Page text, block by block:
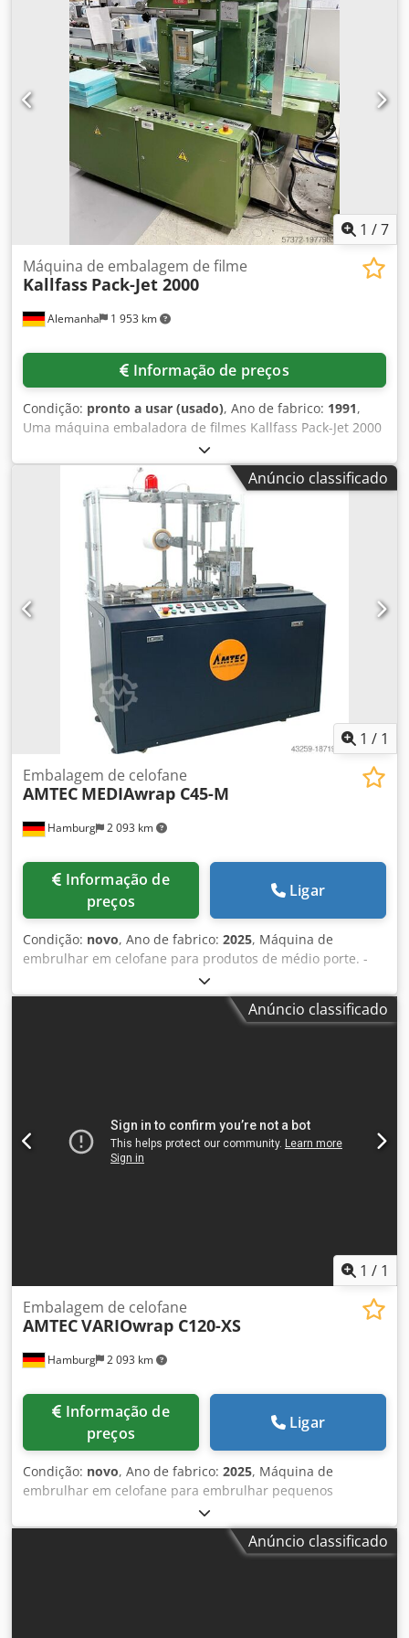
disponível. Uma visita no local é possível. Dodpoxf Iihofx
Abqowa
1 /7
Alemanha 1 953 km
Máquina de embalagem de filme
Kallfass Pack-Jet 2000
Informação de preços
Condição: pronto a usar (usado), Ano de fabrico: 1991,
Uma máquina embaladora de filmes Kallfass Pack-Jet 2000
com túnel de encolhimento Kallfass Universal 450N está
disponível. Largura máxima do rolo de filme: 760mm,
potência nominal: 9kW, tensão de operação: 380V, tensão
de controle: 24V, fusível principal: 3x 20A, corrente
nominal: 18A. Inclui túnel de encolhimento Kallfass
Universal 450N, potência nominal: 16,5 +1kW.
Comprimento do sistema: aprox. 9000mm, largura:
1400mm. O transformador do selador está avariado. Uma
inspeção no local é possível. Dsdpfxjw Nykmo Abqswa
Anúncio classificado
1 / 1
Hamburg 2 093 km
Embalagem de celofane
AMTEC MEDIAwrap C45-M
preços
Ligar
Condição: novo, Ano de fabrico: 2025, Máquina de
embrulhar em celofane para produtos de médio porte. -
Especificações: taxa máxima de ciclos da máquina em
marcha lenta: 45 ciclos/minuto; Dimensões do produto
(mm) C(110-190)xL(70-150)xA(5-30) - (L+A Dwsdpfxsv Nkw
Anúncio classificado
1 / 1
Hamburg 2 093 km
Embalagem de celofane
AMTECVARIOwrap C120-XS
preços
Ligar
Condição: novo, Ano de fabrico: 2025, Máquina de
embrulhar em celofane para embrulhar pequenos
produtos com filme de celofane. O AMTEC Cello Wrapper
foi projetado principalmente para embrulhar em celofane
pequenas caixas contendo, por exemplo, papel de cigarro,
Anúncio classificado